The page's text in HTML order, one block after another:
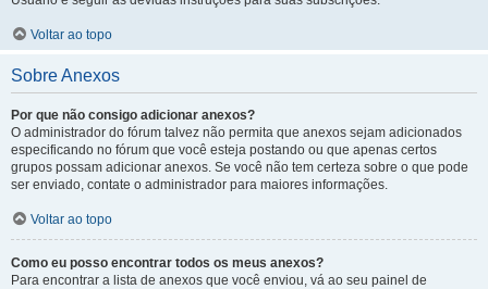
Voltar ao topo
Sobre Anexos
Por que não consigo adicionar anexos?
O administrador do fórum talvez não permita que anexos sejam adicionados
especificando no fórum que você esteja postando ou que apenas certos
grupos possam adicionar anexos. Se você não tem certeza sobre o que pode
ser enviado, contate o administrador para maiores informações.
Voltar ao topo
Como eu posso encontrar todos os meus anexos?
Para encontrar a lista de anexos que você enviou, vá ao seu painel de